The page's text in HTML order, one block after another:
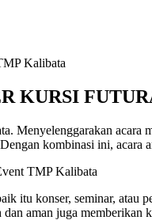
KURSI
Menyelenggarakan acara
kombinasi ini, acara
itu konser, seminar,
aman juga memberikan